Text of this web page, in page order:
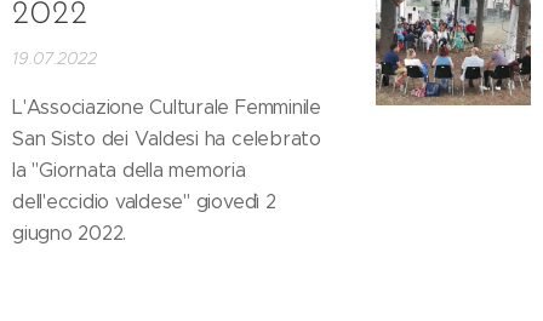
2022
19.07.2022
L'Associazione Culturale Femminile
San Sisto dei Valdesi ha celebrato
la "Giornata della memoria
dell'eccidio valdese" giovedì 2
giugno 2022.